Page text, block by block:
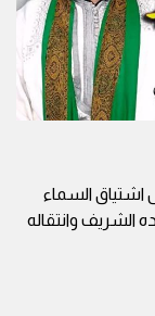
اشتياق السماء
الشريف وانتقاله